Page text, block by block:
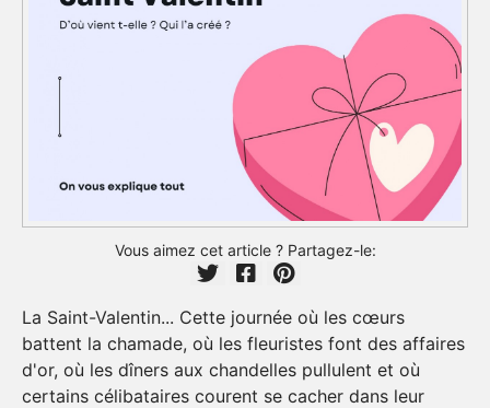
Vous aimez cet article ? Partagez-le:
La Saint-Valentin... Cette journée où les cœurs
battent la chamade, où les fleuristes font des affaires
d'or, où les dîners aux chandelles pullulent et où
certains célibataires courent se cacher dans leur